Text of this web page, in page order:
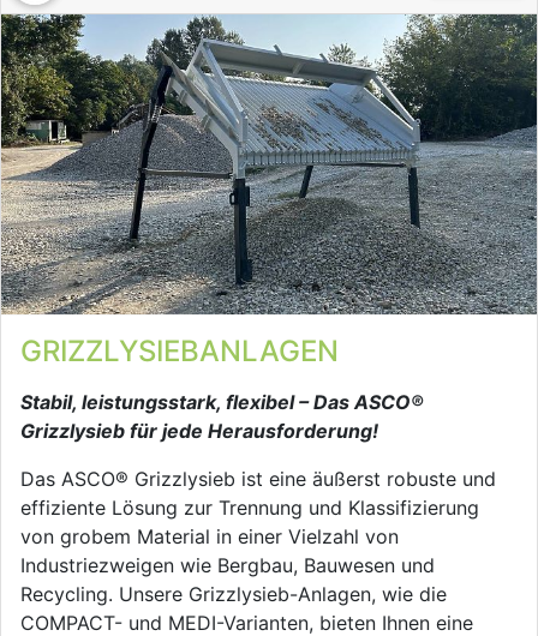
GRIZZLYSIEBANLAGEN
Stabil, leistungsstark, flexibel – Das ASCO®
Grizzlysieb für jede Herausforderung!
Das ASCO® Grizzlysieb ist eine äußerst robuste und
effiziente Lösung zur Trennung und Klassifizierung
von grobem Material in einer Vielzahl von
Industriezweigen wie Bergbau, Bauwesen und
Recycling. Unsere Grizzlysieb-Anlagen, wie die
COMPACT- und MEDI-Varianten, bieten Ihnen eine